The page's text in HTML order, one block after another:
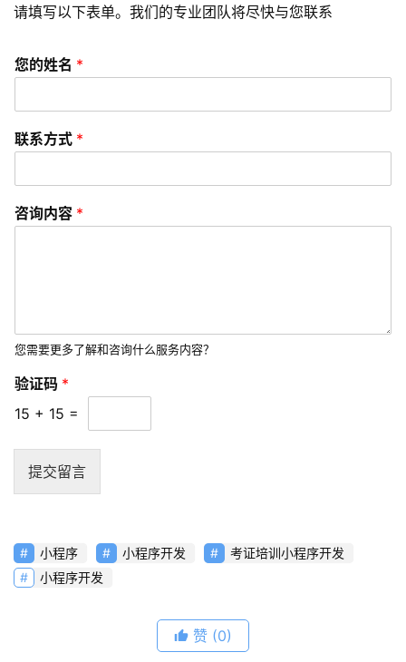
题
联
络
请填写以下表单。我们的专业团队将尽快与您联系
您的姓名 *
联系方式 *
咨询内容 *
您需要更多了解和咨询什么服务内容？
验证码 *
15 + 15 =
提交留言
小程序 小程序开发
考证培训小程序开发
小程序开发
赞 (0)